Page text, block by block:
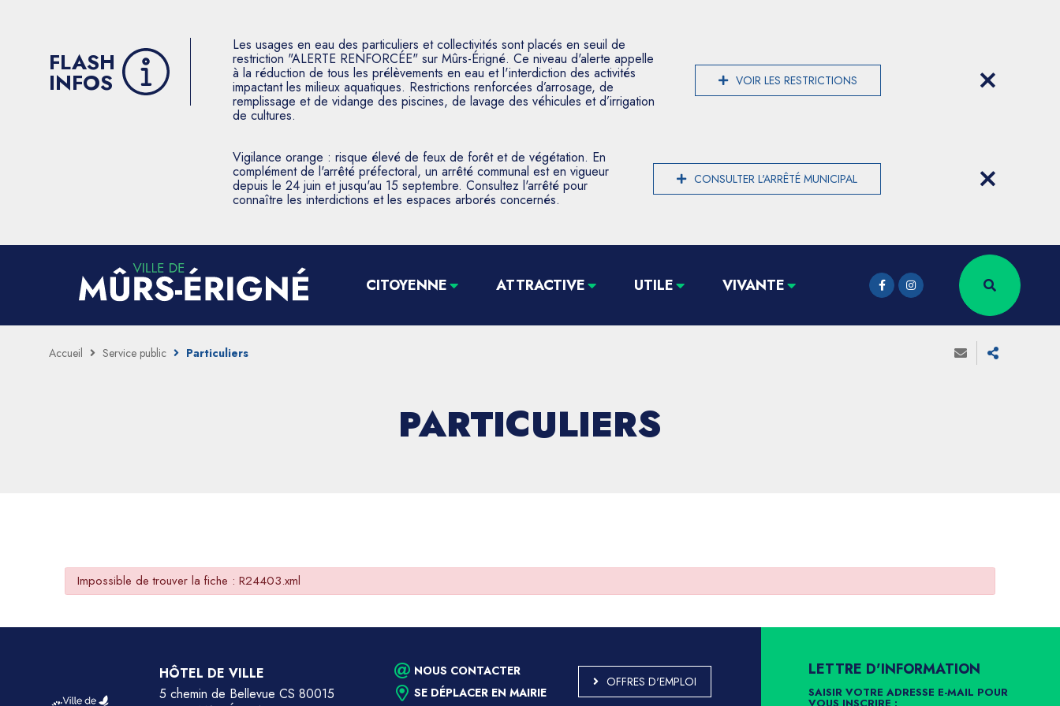
FLASH
INFOS
Les usages en eau des particuliers et collectivités sont placés en seuil de
restriction "ALERTE RENFORCÉE" sur Mûrs-Érigné. Ce niveau d'alerte appelle
à la réduction de tous les prélèvements en eau et l'interdiction des activités
impactant les milieux aquatiques. Restrictions renforcées d’arrosage, de
remplissage et de vidange des piscines, de lavage des véhicules et d’irrigation
de cultures.
VOIR LES RESTRICTIONS
Vigilance orange : risque élevé de feux de forêt et de végétation. En
complément de l'arrêté préfectoral, un arrêté communal est en vigueur
depuis le 24 juin et jusqu'au 15 septembre. Consultez l'arrêté pour
connaître les interdictions et les espaces arborés concernés.
CONSULTER L'ARRÊTÉ MUNICIPAL
CITOYENNE ATTRACTIVE UTILE VIVANTE
Accueil Service public Particuliers
PARTICULIERS
Impossible de trouver la fiche : R24403.xml
HÔTEL DE VILLE
5 chemin de Bellevue CS 80015
NOUS CONTACTER
SE DÉPLACER EN MAIRIE
OFFRES D'EMPLOI
LETTRE D'INFORMATION
SAISIR VOTRE ADRESSE E-MAIL POUR